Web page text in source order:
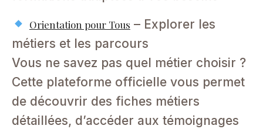
Orientation pour Tous – Explorer les
métiers et les parcours
Vous ne savez pas quel métier choisir ?
Cette plateforme officielle vous permet
de découvrir des fiches métiers
détaillées, d’accéder aux témoignages